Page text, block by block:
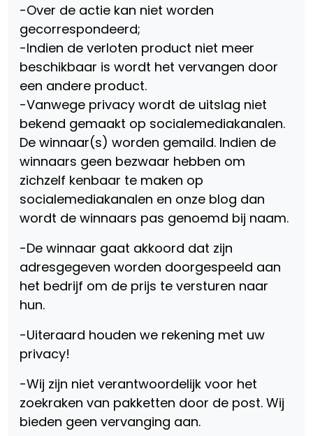
-Over de actie kan niet worden
gecorrespondeerd;
-Indien de verloten product niet meer
beschikbaar is wordt het vervangen door
een andere product.
-Vanwege privacy wordt de uitslag niet
bekend gemaakt op socialemediakanalen.
De winnaar(s) worden gemaild. Indien de
winnaars geen bezwaar hebben om
zichzelf kenbaar te maken op
socialemediakanalen en onze blog dan
wordt de winnaars pas genoemd bij naam.
-De winnaar gaat akkoord dat zijn
adresgegeven worden doorgespeeld aan
het bedrijf om de prijs te versturen naar
hun.
-Uiteraard houden we rekening met uw
privacy!
-Wij zijn niet verantwoordelijk voor het
zoekraken van pakketten door de post. Wij
bieden geen vervanging aan.